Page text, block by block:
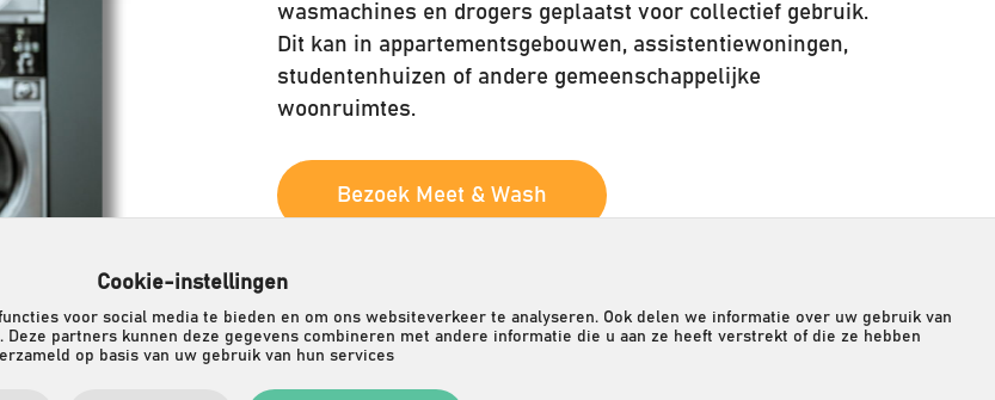
wasmachines en drogers geplaatst voor collectief gebruik.
Dit kan in appartementsgebouwen, assistentiewoningen,
studentenhuizen of andere gemeenschappelijke
woonruimtes.
Bezoek Meet & Wash
Cookie-instellingen
voor social media te bieden en om ons websiteverkeer te analyseren. Ook delen we informatie over uw gebruik van
partners kunnen deze gegevens combineren met andere informatie die u aan ze heeft verstrekt of die ze hebben
op basis van uw gebruik van hun services